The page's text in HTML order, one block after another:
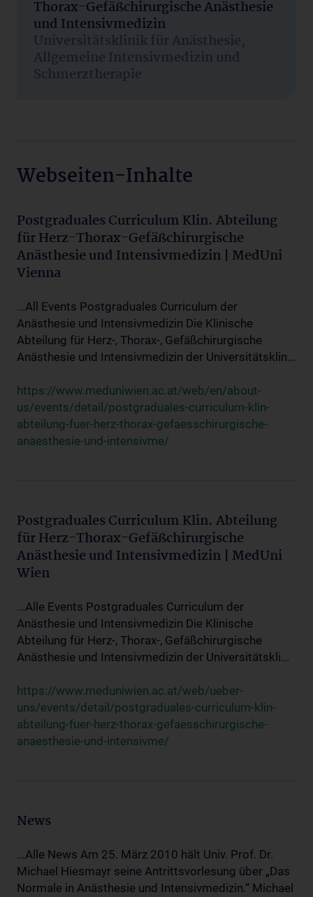
Thorax-Gefäßchirurgische Anästhesie
und Intensivmedizin
Universitätsklinik für Anästhesie,
Allgemeine Intensivmedizin und
Schmerztherapie
Webseiten-Inhalte
Postgraduales Curriculum Klin. Abteilung
für Herz-Thorax-Gefäßchirurgische
Anästhesie und Intensivmedizin | MedUni
Vienna
...All Events Postgraduales Curriculum der
Anästhesie und Intensivmedizin Die Klinische
Abteilung für Herz-, Thorax-, Gefäßchirurgische
Anästhesie und Intensivmedizin der Universitätsklin...
https://www.meduniwien.ac.at/web/en/about-
us/events/detail/postgraduales-curriculum-klin-
abteilung-fuer-herz-thorax-gefaesschirurgische-
anaesthesie-und-intensivme/
Postgraduales Curriculum Klin. Abteilung
für Herz-Thorax-Gefäßchirurgische
Anästhesie und Intensivmedizin | MedUni
Wien
...Alle Events Postgraduales Curriculum der
Anästhesie und Intensivmedizin Die Klinische
Abteilung für Herz-, Thorax-, Gefäßchirurgische
Anästhesie und Intensivmedizin der Universitätskli...
https://www.meduniwien.ac.at/web/ueber-
uns/events/detail/postgraduales-curriculum-klin-
abteilung-fuer-herz-thorax-gefaesschirurgische-
anaesthesie-und-intensivme/
News
...Alle News Am 25. März 2010 hält Univ. Prof. Dr.
Michael Hiesmayr seine Antrittsvorlesung über „Das
Normale in Anästhesie und Intensivmedizin.“ Michael